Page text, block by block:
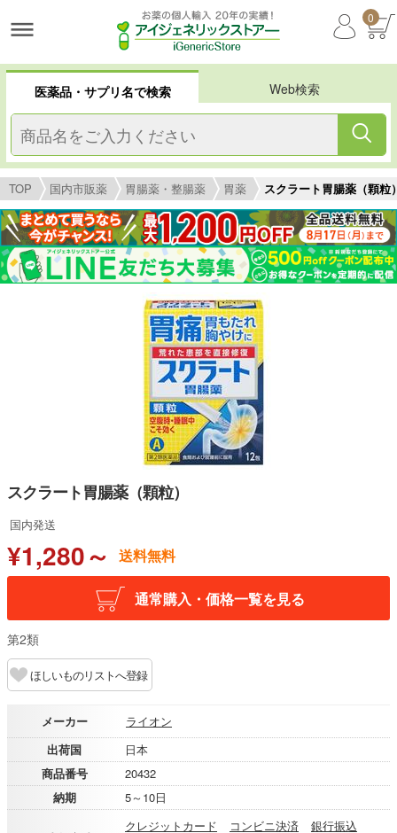
0
医薬品・サプリ名で検索 Web検索
TOP 国内市販薬 胃腸薬・整腸薬 胃薬 スクラート胃腸薬（顆粒
スクラート胃腸薬（顆粒）
国内発送
¥1,280～ 送料無料
通常購入・価格一覧を見る
第2類
ほしいものリストへ登録
メーカー
ライオン
出荷国
日本
商品番号
20432
納期
5～10日
クレジットカード コンビニ決済
銀行振込